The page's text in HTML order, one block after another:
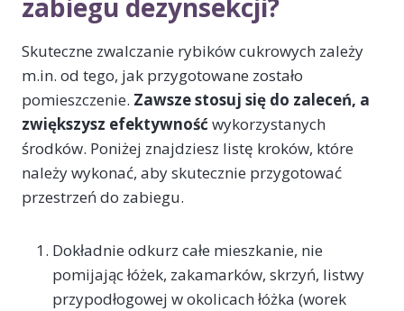
zabiegu dezynsekcji?
Skuteczne zwalczanie rybików cukrowych zależy
m.in. od tego, jak przygotowane zostało
pomieszczenie. Zawsze stosuj się do zaleceń, a
zwiększysz efektywność wykorzystanych
środków. Poniżej znajdziesz listę kroków, które
należy wykonać, aby skutecznie przygotować
przestrzeń do zabiegu.
Dokładnie odkurz całe mieszkanie, nie
pomijając łóżek, zakamarków, skrzyń, listwy
przypodłogowej w okolicach łóżka (worek